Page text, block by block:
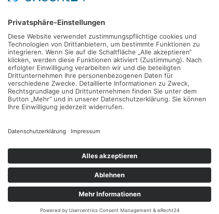
Datenschutzerklärung|AGBs|Cookie-Einstellungen